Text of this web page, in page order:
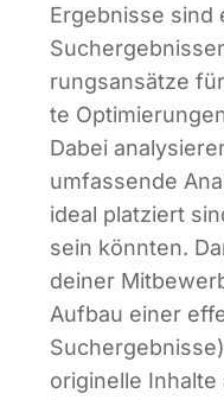
Ergeb­nis­se sind
rungs­an­sät­ze
te
Dabei
umfas­sen­de
ide­al plat­ziert
sein könn­ten.
dei­ner
Auf­bau einer
ori­gi­nel­le